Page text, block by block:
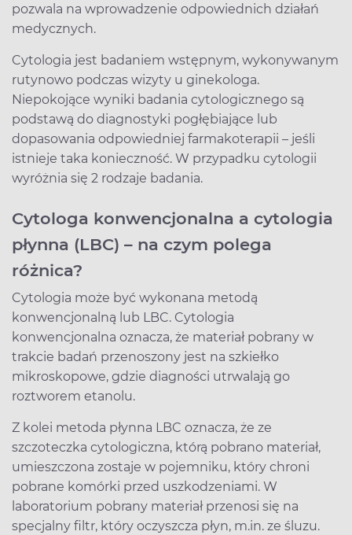
pozwala na wprowadzenie odpowiednich działań
medycznych.
Cytologia jest badaniem wstępnym, wykonywanym
rutynowo podczas wizyty u ginekologa.
Niepokojące wyniki badania cytologicznego są
podstawą do diagnostyki pogłębiające lub
dopasowania odpowiedniej farmakoterapii – jeśli
istnieje taka konieczność. W przypadku cytologii
wyróżnia się 2 rodzaje badania.
Cytologa konwencjonalna a cytologia
płynna (LBC) – na czym polega
różnica?
Cytologia może być wykonana metodą
konwencjonalną lub LBC. Cytologia
konwencjonalna oznacza, że materiał pobrany w
trakcie badań przenoszony jest na szkiełko
mikroskopowe, gdzie diagności utrwalają go
roztworem etanolu.
Z kolei metoda płynna LBC oznacza, że ze
szczoteczka cytologiczna, którą pobrano materiał,
umieszczona zostaje w pojemniku, który chroni
pobrane komórki przed uszkodzeniami. W
laboratorium pobrany materiał przenosi się na
specjalny filtr, który oczyszcza płyn, m.in. ze śluzu.